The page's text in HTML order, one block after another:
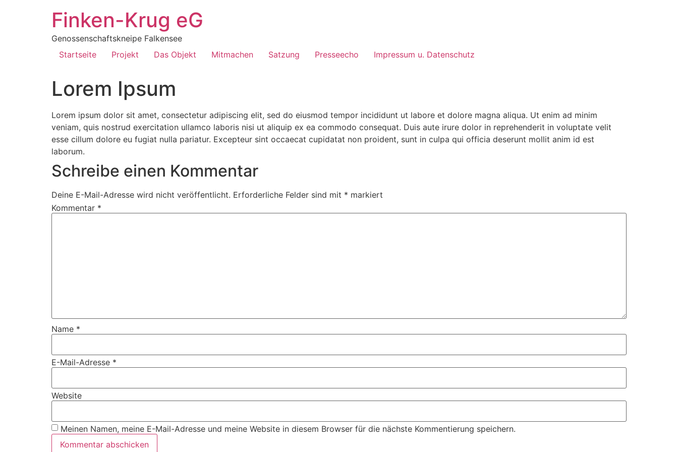
Finken-Krug eG
Genossenschaftskneipe Falkensee
Startseite
Projekt Das Objekt Mitmachen Satzung Presseecho Impressum u. Datenschutz
Lorem Ipsum
Lorem ipsum dolor sit amet, consectetur adipiscing elit, sed do eiusmod tempor incididunt ut labore et dolore magna aliqua. Ut enim ad minim
veniam, quis nostrud exercitation ullamco laboris nisi ut aliquip ex ea commodo consequat. Duis aute irure dolor in reprehenderit in voluptate velit
esse cillum dolore eu fugiat nulla pariatur. Excepteur sint occaecat cupidatat non proident, sunt in culpa qui officia deserunt mollit anim id est
laborum.
Schreibe einen Kommentar
Deine E-Mail-Adresse wird nicht veröffentlicht. Erforderliche Felder sind mit * markiert
Kommentar *
Name *
E-Mail-Adresse *
Website
Meinen Namen, meine E-Mail-Adresse und meine Website in diesem Browser für die nächste Kommentierung speichern.